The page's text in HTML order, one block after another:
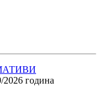
2026 година